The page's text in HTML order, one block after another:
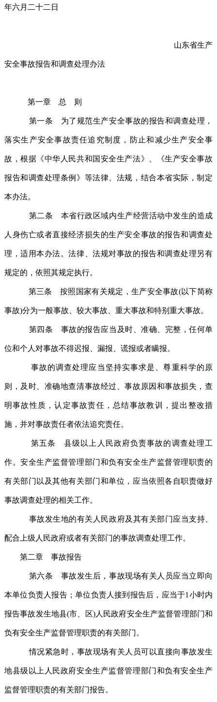
年六月二十二日
山东省生产
安全事故报告和调查处理办法
第一章 总 则
第一条 为了规范生产安全事故的报告和调查处理，
落实生产安全事故责任追究制度，防止和减少生产安全事
故，根据《中华人民共和国安全生产法》、《生产安全事故
报告和调查处理条例》等法律、法规，结合本省实际，制定
本办法。
第二条 本省行政区域内生产经营活动中发生的造成
人身伤亡或者直接经济损失的生产安全事故的报告和调查处
理，适用本办法。法律、法规对事故的报告和调查处理另有
规定的，依照其规定执行。
第三条 按照国家有关规定，生产安全事故(以下简称
事故)分为一般事故、较大事故、重大事故和特别重大事故。
第四条 事故的报告应当及时、准确、完整，任何单
位和个人对事故不得迟报、漏报、谎报或者瞒报。
事故的调查处理应当坚持实事求是、尊重科学的原
则，及时、准确地查清事故经过、事故原因和事故损失，查
明事故性质，认定事故责任，总结事故教训，提出整改措
施，并对事故责任者依法追究责任。
第五条 县级以上人民政府负责事故的调查处理工
作。安全生产监督管理部门和负有安全生产监督管理职责的
有关部门以及其他有关部门和单位，应当依照各自职责做好
事故调查处理的相关工作。
事故发生地的有关人民政府及其有关部门应当支持、
配合上级人民政府或者有关部门的事故调查处理工作。
第二章 事故报告
第六条 事故发生后，事故现场有关人员应当立即向
本单位负责人报告；单位负责人接到报告后，应当于1小时内
报告事故发生地县(市、区)人民政府安全生产监督管理部门和
负有安全生产监督管理职责的有关部门。
情况紧急时，事故现场有关人员可以直接向事故发生
地县级以上人民政府安全生产监督管理部门和负有安全生产
监督管理职责的有关部门报告。